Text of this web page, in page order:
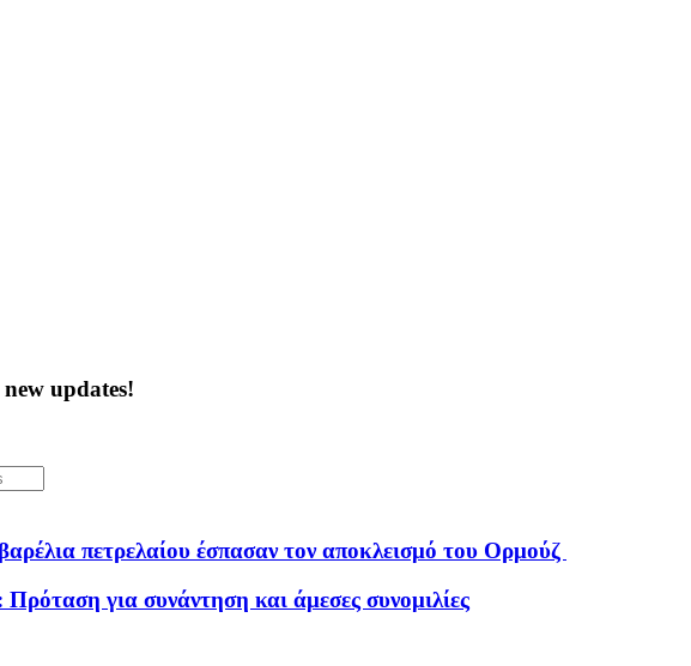
updates!
πετρελαίου έσπασαν τον αποκλεισμό του Ορμούζ
για συνάντηση και άμεσες συνομιλίες